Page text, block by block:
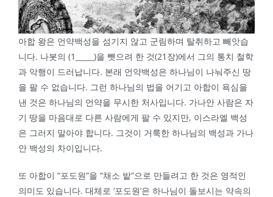
아합 왕은 언약백성을 섬기지 않고 군림하며 탈취하고 빼앗습
니다. 나봇의 (1_____)을 뺏으려 한 것(21장)에서 그의 통치 철학
과 악행이 드러납니다. 본래 언약백성은 하나님이 나눠주신 땅
을 팔 수 없습니다. 그런 하나님의 법을 어기고 아합이 욕심을
낸 것은 하나님의 언약을 무시한 처사입니다. 가나안 사람은 자
기 땅을 마음대로 다른 사람에게 팔 수 있지만, 이스라엘 백성
은 그러지 말아야 합니다. 그것이 거룩한 하나님의 백성과 가나
안 백성의 차이입니다.
또 아합이 “포도원”을 “채소 밭”으로 만들려고 한 것은 영적인
의미도 있습니다. 대체로 ‘포도원’은 하나님이 돌보시는 약속의